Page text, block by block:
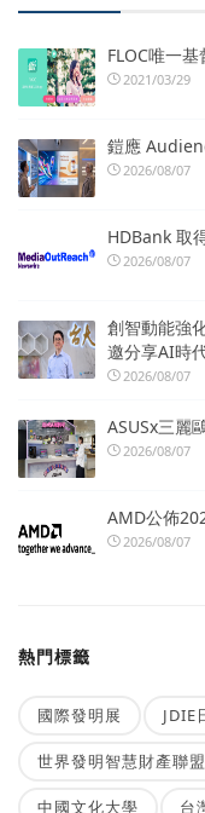
FLOC唯一
2021/03/29
鎧應
2026/08/07
HDBank 取
2026/08/07
創智動能強
邀分享AI時
2026/08/07
ASUSx三麗
2026/08/07
AMD公佈
2026/08/07
熱門標籤
國際發明展 JDIE
世界發明智慧財產聯
中國文化大學 台